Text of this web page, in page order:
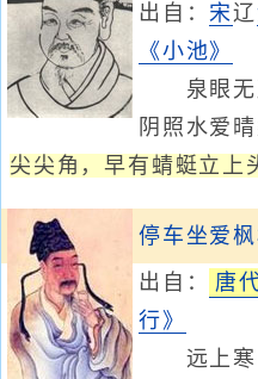
出自：宋辽
《小池》
泉眼无
阴照水爱晴
尖尖角，早有蜻蜓立上
停车坐爱
出自： 唐
行》
远上寒